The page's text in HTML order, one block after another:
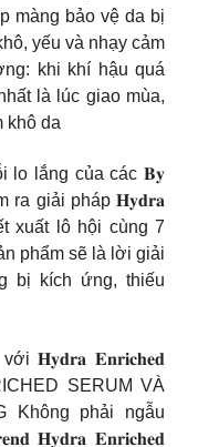
màng bảo vệ da bị
yếu và nhạy cảm
khi khí hậu quá
là lúc giao mùa,
khô da
lo lắng của các 𝐁𝐲
ra giải pháp 𝐇𝐲𝐝𝐫𝐚
xuất lô hội cùng 7
phẩm sẽ là lời giải
bị kích ứng, thiếu
𝐇𝐲𝐝𝐫𝐚 𝐄𝐧𝐫𝐢𝐜𝐡𝐞𝐝
SERUM VÀ
Không phải ngẫu
𝐇𝐲𝐝𝐫𝐚 𝐄𝐧𝐫𝐢𝐜𝐡𝐞𝐝